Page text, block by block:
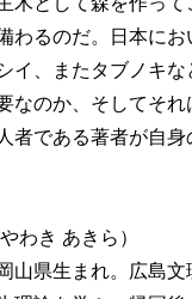
わるのだ。日本に
イ、またタブノキ
なのか、そしてそ
者である著者が自身
わき あきら）
山県生まれ。広島